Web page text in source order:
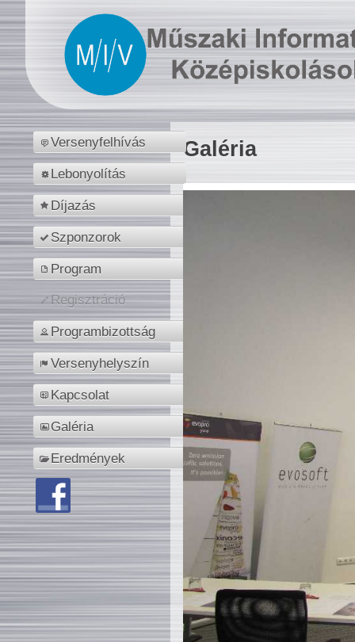
Versenyfelhívás
Lebonyolítás
Díjazás
Szponzorok
Program
Regisztráció
Programbizottság
Versenyhelyszín
Kapcsolat
Galéria
Eredmények
Galéria